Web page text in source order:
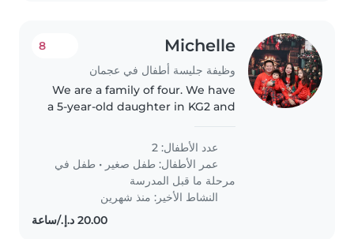
Michelle
وظيفة جليسة أطفال في عجمان
8
We are a family of four. We have
a 5-year-old daughter in KG2 and
special attention due to a
speech delay. My husband and I
both work full-time, and we..
عدد الأطفال: 2
عمر الأطفال: طفل صغير • طفل في
مرحلة ما قبل المدرسة
النشاط الأخير: منذ شهرين